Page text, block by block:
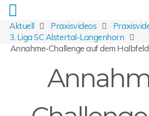
Aktuell Praxisvideos
3. Liga SC Alstertal-Langenhorn
Annahme-Challenge auf dem Halbfeld